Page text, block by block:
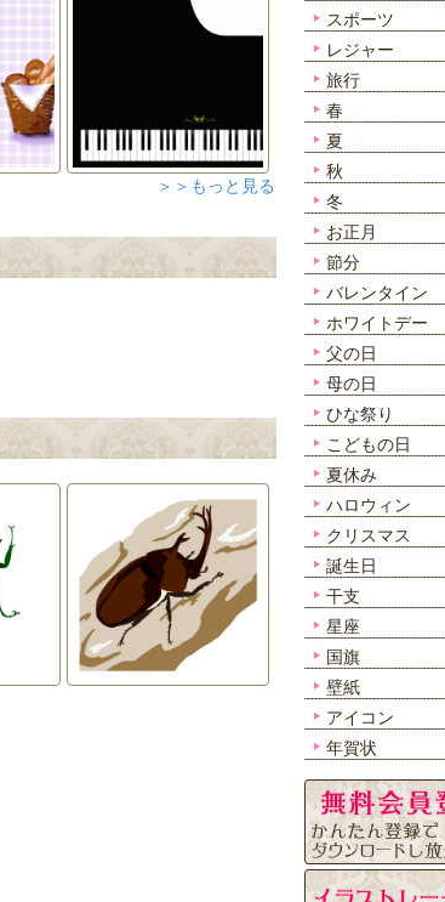
＞＞もっと見る
スポーツ
レジャー
旅行
春
夏
秋
冬
お正月
節分
バレンタイン
ホワイトデー
父の日
母の日
ひな祭り
こどもの日
夏休み
ハロウィン
クリスマス
誕生日
干支
星座
国旗
壁紙
アイコン
年賀状